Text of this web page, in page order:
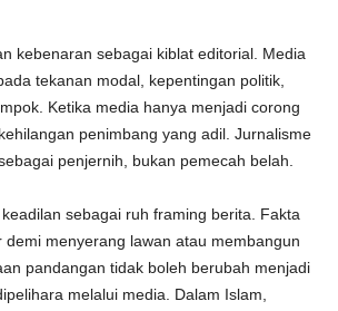
kebenaran sebagai kiblat editorial. Media
tekanan modal, kepentingan politik,
Ketika media hanya menjadi corong
penimbang yang adil. Jurnalisme
penjernih, bukan pemecah belah.
sebagai ruh framing berita. Fakta
demi menyerang lawan atau membangun
pandangan tidak boleh berubah menjadi
melalui media. Dalam Islam,